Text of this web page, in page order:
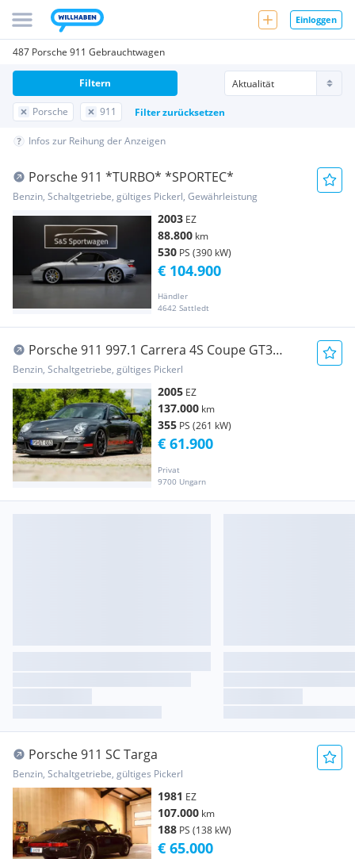
Einloggen
487 Porsche 911 Gebrauchtwagen
Porsche 911 Filter zurücksetzen
Filtern
Infos zur Reihung der Anzeigen
Porsche 911 *TURBO* *SPORTEC*
Benzin, Schaltgetriebe, gültiges Pickerl, Gewährleistung
2003 EZ
88.800 km
530 PS (390 kW)
Händler
4642 Sattledt
€ 104.900
Porsche 911 997.1 Carrera 4S Coupe GT3
TECHNIC - TOPZUSTAND
Benzin, Schaltgetriebe, gültiges Pickerl
2005 EZ
137.000 km
355 PS (261 kW)
Privat
9700 Ungarn
€ 61.900
Porsche 911 SC Targa
Benzin, Schaltgetriebe, gültiges Pickerl
1981 EZ
107.000 km
188 PS (138 kW)
€ 65.000